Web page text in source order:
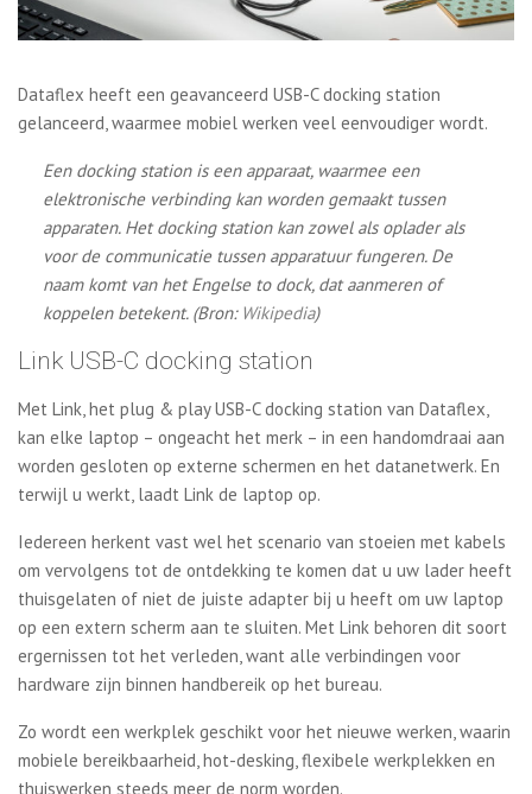
Dataflex heeft een geavanceerd USB-C docking station
gelanceerd, waarmee mobiel werken veel eenvoudiger wordt.
Een docking station is een apparaat, waarmee een
elektronische verbinding kan worden gemaakt tussen
apparaten. Het docking station kan zowel als oplader als
voor de communicatie tussen apparatuur fungeren. De
naam komt van het Engelse to dock, dat aanmeren of
koppelen betekent. (Bron: Wikipedia)
Link USB-C docking station
Met Link, het plug & play USB-C docking station van Dataflex,
kan elke laptop – ongeacht het merk – in een handomdraai aan
worden gesloten op externe schermen en het datanetwerk. En
terwijl u werkt, laadt Link de laptop op.
Iedereen herkent vast wel het scenario van stoeien met kabels
om vervolgens tot de ontdekking te komen dat u uw lader heeft
thuisgelaten of niet de juiste adapter bij u heeft om uw laptop
op een extern scherm aan te sluiten. Met Link behoren dit soort
ergernissen tot het verleden, want alle verbindingen voor
hardware zijn binnen handbereik op het bureau.
Zo wordt een werkplek geschikt voor het nieuwe werken, waarin
mobiele bereikbaarheid, hot-desking, flexibele werkplekken en
thuiswerken steeds meer de norm worden.